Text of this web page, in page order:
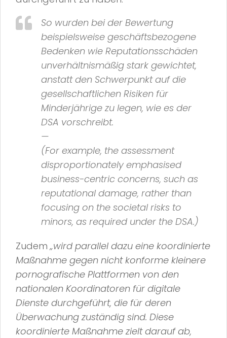
So wurden bei der Bewertung
beispielsweise geschäftsbezogene
Bedenken wie Reputationsschäden
unverhältnismäßig stark gewichtet,
anstatt den Schwerpunkt auf die
gesellschaftlichen Risiken für
Minderjährige zu legen, wie es der
DSA vorschreibt.
—
(For example, the assessment
disproportionately emphasised
business-centric concerns, such as
reputational damage, rather than
focusing on the societal risks to
minors, as required under the DSA.)
Zudem „wird parallel dazu eine koordinierte
Maßnahme gegen nicht konforme kleinere
pornografische Plattformen von den
nationalen Koordinatoren für digitale
Dienste durchgeführt, die für deren
Überwachung zuständig sind. Diese
koordinierte Maßnahme zielt darauf ab,